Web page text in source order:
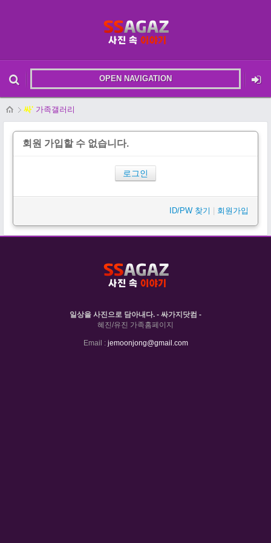
메뉴 건너뛰기
OPEN NAVIGATION
본문시작
싸' 가족갤러리
회원 가입할 수 없습니다.
로그인
ID/PW 찾기 회원가입
일상을 사진으로 담아내다. - 싸가지닷컴 -
혜진/유진 가족홈페이지
Email : jemoonjong@gmail.com